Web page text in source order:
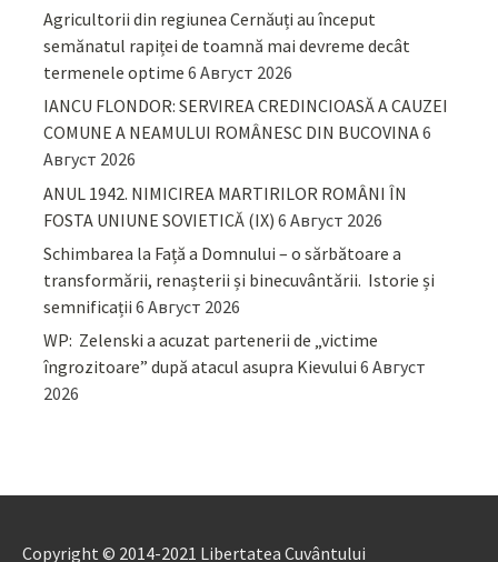
Agricultorii din regiunea Cernăuți au început
semănatul rapiței de toamnă mai devreme decât
termenele optime 6 Август 2026
IANCU FLONDOR: SERVIREA CREDINCIOASĂ A CAUZEI
COMUNE A NEAMULUI ROMÂNESC DIN BUCOVINA6
Август 2026
ANUL 1942. NIMICIREA MARTIRILOR ROMÂNI ÎN
FOSTA UNIUNE SOVIETICĂ (IX) 6 Август 2026
Schimbarea la Față a Domnului – o sărbătoare a
transformării, renașterii și binecuvântării. Istorie și
semnificații 6 Август 2026
WP: Zelenski a acuzat partenerii de „victime
îngrozitoare” după atacul asupra Kievului 6 Август
2026
Copyright © 2014-2021 Libertatea Cuvântului